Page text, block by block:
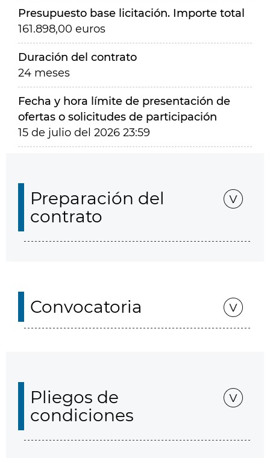
Presupuesto base licitación. Importe total
161.898,00 euros
Duración del contrato
24 meses
Fecha y hora límite de presentación de
ofertas o solicitudes de participación
15 de julio del 2026 23:59
Preparación del
contrato
Convocatoria
Pliegos de
condiciones